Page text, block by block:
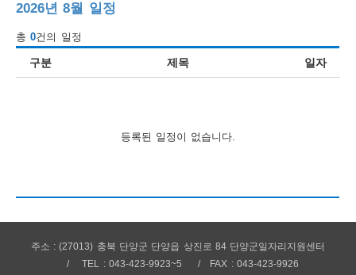
2026년 8월 일정
총0건의 일정
구분 제목 일자
등록된 일정이 없습니다.
주소 : (27013) 충북 단양군 단양읍 상진로 84 단양군일자리지원센터
TEL : 043-423-9923~5
FAX : 043-423-9926